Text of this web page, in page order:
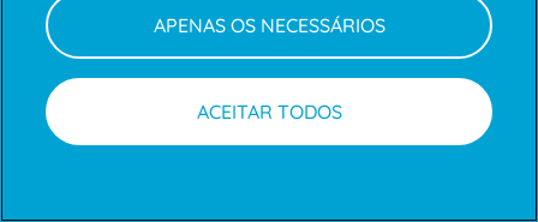
APENAS OS NECESSÁRIOS
ACEITAR TODOS